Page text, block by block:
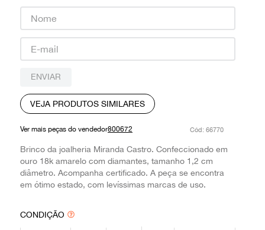
ENVIAR
VEJA PRODUTOS SIMILARES
Ver mais peças do vendedor800672 : 66770
Brinco da joalheria Miranda Castro. Confeccionado em
ouro 18k amarelo com diamantes, tamanho 1,2 cm
diâmetro. Acompanha certificado. A peça se encontra
em ótimo estado, com levíssimas marcas de uso.
CONDIÇÃO
burberry
prada
louis vuitton